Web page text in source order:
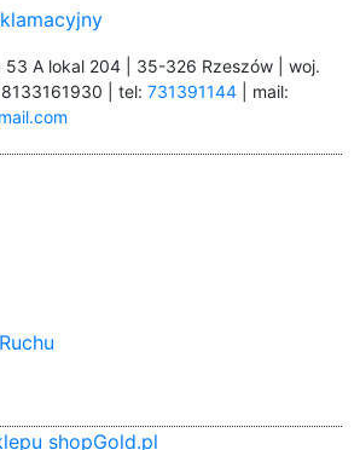
53 A lokal 204 | 35-326 Rzeszów | woj.
| tel: 731391144 | mail:
shopGold.pl